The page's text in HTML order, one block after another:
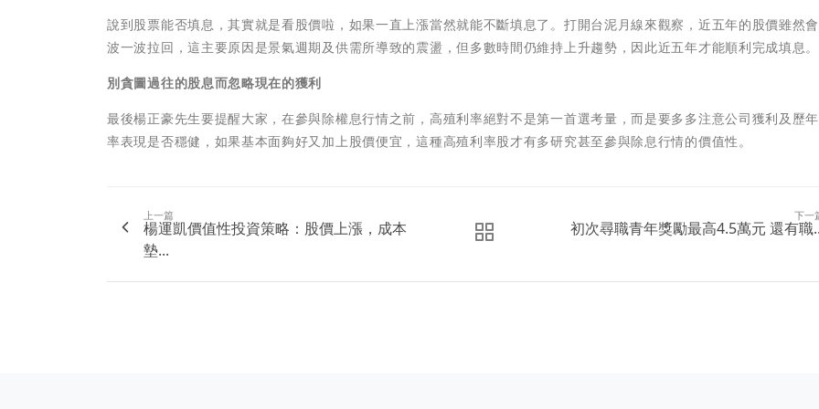
說到股票能否填息，其實就是看股價啦，如果一直上漲當然就能不斷填息了。打開台泥月線來觀察，近五年的股價雖然
波一波拉回，這主要原因是景氣週期及供需所導致的震盪，但多數時間仍維持上升趨勢，因此近五年才能順利完成填息。
別貪圖過往的股息而忽略現在的獲利
最後楊正豪先生要提醒大家，在參與除權息行情之前，高殖利率絕對不是第一首選考量，而是要多多注意公司獲利及歷
率表現是否穩健，如果基本面夠好又加上股價便宜，這種高殖利率股才有多研究甚至參與除息行情的價值性。
上一篇
楊運凱價值性投資策略：股價上漲，成本
墊...
下一
初次尋職青年獎勵最高4.5萬元 還有職